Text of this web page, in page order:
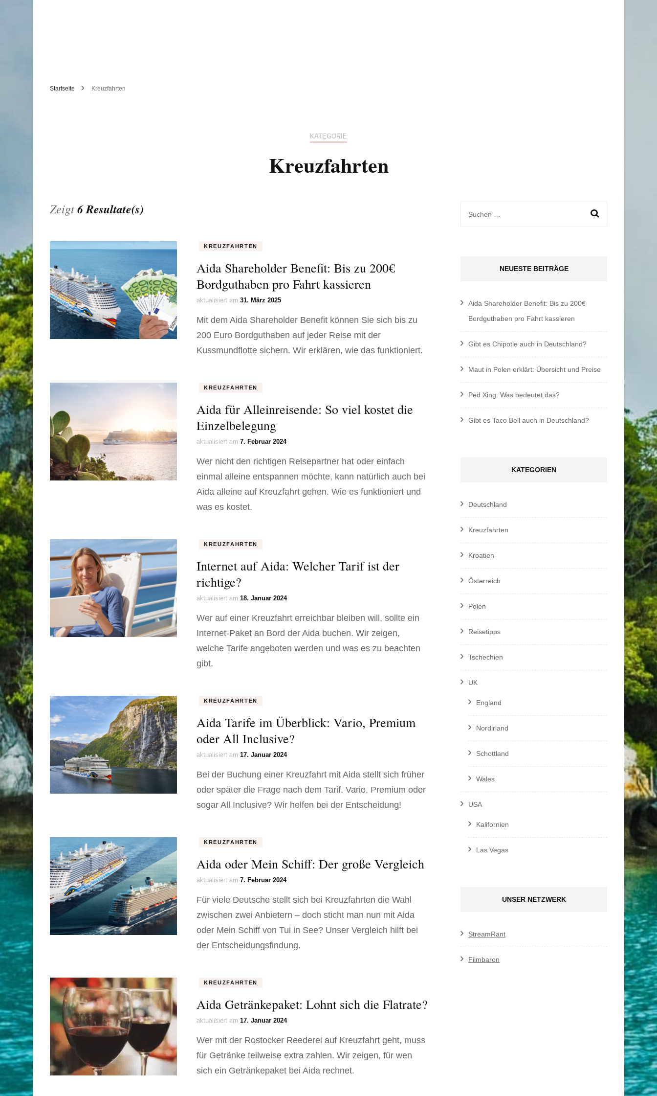
Startseite Kreuzfahrten
KATEGORIE
Kreuzfahrten
Zeigt6 Resultate(s)
KREUZFAHRTEN
Aida Shareholder Benefit: Bis zu 200€
Bordguthaben pro Fahrt kassieren
aktualisiert am 31. März 2025
Mit dem Aida Shareholder Benefit können Sie sich bis zu
200 Euro Bordguthaben auf jeder Reise mit der
Kussmundflotte sichern. Wir erklären, wie das funktioniert.
KREUZFAHRTEN
Aida für Alleinreisende: So viel kostet die
Einzelbelegung
aktualisiert am 7. Februar 2024
Wer nicht den richtigen Reisepartner hat oder einfach
einmal alleine entspannen möchte, kann natürlich auch bei
Aida alleine auf Kreuzfahrt gehen. Wie es funktioniert und
was es kostet.
KREUZFAHRTEN
Internet auf Aida: Welcher Tarif ist der
richtige?
aktualisiert am 18. Januar 2024
Wer auf einer Kreuzfahrt erreichbar bleiben will, sollte ein
Internet-Paket an Bord der Aida buchen. Wir zeigen,
welche Tarife angeboten werden und was es zu beachten
gibt.
KREUZFAHRTEN
Aida Tarife im Überblick: Vario, Premium
oder All Inclusive?
aktualisiert am 17. Januar 2024
Bei der Buchung einer Kreuzfahrt mit Aida stellt sich früher
oder später die Frage nach dem Tarif. Vario, Premium oder
sogar All Inclusive? Wir helfen bei der Entscheidung!
KREUZFAHRTEN
Aida oder Mein Schiff: Der große Vergleich
aktualisiert am 7. Februar 2024
Für viele Deutsche stellt sich bei Kreuzfahrten die Wahl
zwischen zwei Anbietern – doch sticht man nun mit Aida
oder Mein Schiff von Tui in See? Unser Vergleich hilft bei
der Entscheidungsfindung.
KREUZFAHRTEN
Aida Getränkepaket: Lohnt sich die Flatrate?
aktualisiert am 17. Januar 2024
Wer mit der Rostocker Reederei auf Kreuzfahrt geht, muss
für Getränke teilweise extra zahlen. Wir zeigen, für wen
sich ein Getränkepaket bei Aida rechnet.
Suchen
NEUESTE BEITRÄGE
Aida Shareholder Benefit: Bis zu 200€
Bordguthaben pro Fahrt kassieren
Gibt es Chipotle auch in Deutschland?
Maut in Polen erklärt: Übersicht und Preise
Ped Xing: Was bedeutet das?
Gibt es Taco Bell auch in Deutschland?
KATEGORIEN
Deutschland
Kreuzfahrten
Kroatien
Österreich
Polen
Reisetipps
Tschechien
UK
England
Nordirland
Schottland
Wales
USA
Kalifornien
Las Vegas
UNSER NETZWERK
StreamRant
Filmbaron